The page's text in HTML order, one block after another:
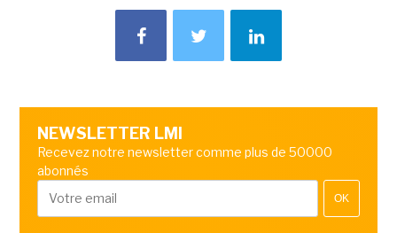
NEWSLETTER LMI
Recevez notre newsletter comme plus de 50000
abonnés
OK